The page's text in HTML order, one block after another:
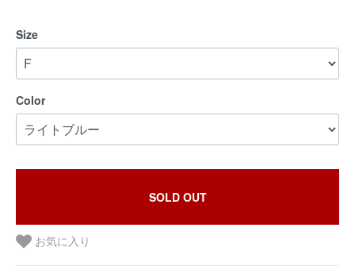
Size
Color
SOLD OUT
お気に入り